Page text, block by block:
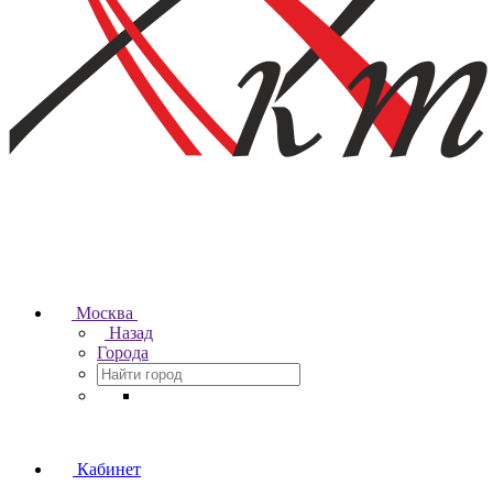
Москва
Назад
Города
Кабинет